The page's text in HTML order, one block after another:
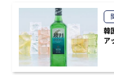
韓
ア